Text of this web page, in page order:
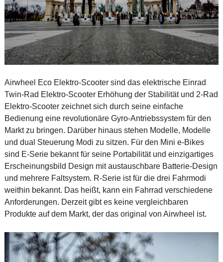
Airwheel Eco Elektro-Scooter sind das elektrische Einrad
Twin-Rad Elektro-Scooter Erhöhung der Stabilität und 2-Rad
Elektro-Scooter zeichnet sich durch seine einfache
Bedienung eine revolutionäre Gyro-Antriebssystem für den
Markt zu bringen. Darüber hinaus stehen Modelle, Modelle
und dual Steuerung Modi zu sitzen. Für den Mini e-Bikes
sind E-Serie bekannt für seine Portabilität und einzigartiges
Erscheinungsbild Design mit austauschbare Batterie-Design
und mehrere Faltsystem. R-Serie ist für die drei Fahrmodi
weithin bekannt. Das heißt, kann ein Fahrrad verschiedene
Anforderungen. Derzeit gibt es keine vergleichbaren
Produkte auf dem Markt, der das original von Airwheel ist.